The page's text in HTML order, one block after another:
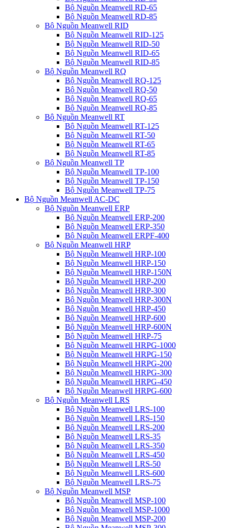
Bộ Nguồn Meanwell RD-65
Bộ Nguồn Meanwell RD-85
Bộ Nguồn Meanwell RID
Bộ Nguồn Meanwell RID-125
Bộ Nguồn Meanwell RID-50
Bộ Nguồn Meanwell RID-65
Bộ Nguồn Meanwell RID-85
Bộ Nguồn Meanwell RQ
Bộ Nguồn Meanwell RQ-125
Bộ Nguồn Meanwell RQ-50
Bộ Nguồn Meanwell RQ-65
Bộ Nguồn Meanwell RQ-85
Bộ Nguồn Meanwell RT
Bộ Nguồn Meanwell RT-125
Bộ Nguồn Meanwell RT-50
Bộ Nguồn Meanwell RT-65
Bộ Nguồn Meanwell RT-85
Bộ Nguồn Meanwell TP
Bộ Nguồn Meanwell TP-100
Bộ Nguồn Meanwell TP-150
Bộ Nguồn Meanwell TP-75
Bộ Nguồn Meanwell AC-DC
Bộ Nguồn Meanwell ERP
Bộ Nguồn Meanwell ERP-200
Bộ Nguồn Meanwell ERP-350
Bộ Nguồn Meanwell ERPF-400
Bộ Nguồn Meanwell HRP
Bộ Nguồn Meanwell HRP-100
Bộ Nguồn Meanwell HRP-150
Bộ Nguồn Meanwell HRP-150N
Bộ Nguồn Meanwell HRP-200
Bộ Nguồn Meanwell HRP-300
Bộ Nguồn Meanwell HRP-300N
Bộ Nguồn Meanwell HRP-450
Bộ Nguồn Meanwell HRP-600
Bộ Nguồn Meanwell HRP-600N
Bộ Nguồn Meanwell HRP-75
Bộ Nguồn Meanwell HRPG-1000
Bộ Nguồn Meanwell HRPG-150
Bộ Nguồn Meanwell HRPG-200
Bộ Nguồn Meanwell HRPG-300
Bộ Nguồn Meanwell HRPG-450
Bộ Nguồn Meanwell HRPG-600
Bộ Nguồn Meanwell LRS
Bộ Nguồn Meanwell LRS-100
Bộ Nguồn Meanwell LRS-150
Bộ Nguồn Meanwell LRS-200
Bộ Nguồn Meanwell LRS-35
Bộ Nguồn Meanwell LRS-350
Bộ Nguồn Meanwell LRS-450
Bộ Nguồn Meanwell LRS-50
Bộ Nguồn Meanwell LRS-600
Bộ Nguồn Meanwell LRS-75
Bộ Nguồn Meanwell MSP
Bộ Nguồn Meanwell MSP-100
Bộ Nguồn Meanwell MSP-1000
Bộ Nguồn Meanwell MSP-200